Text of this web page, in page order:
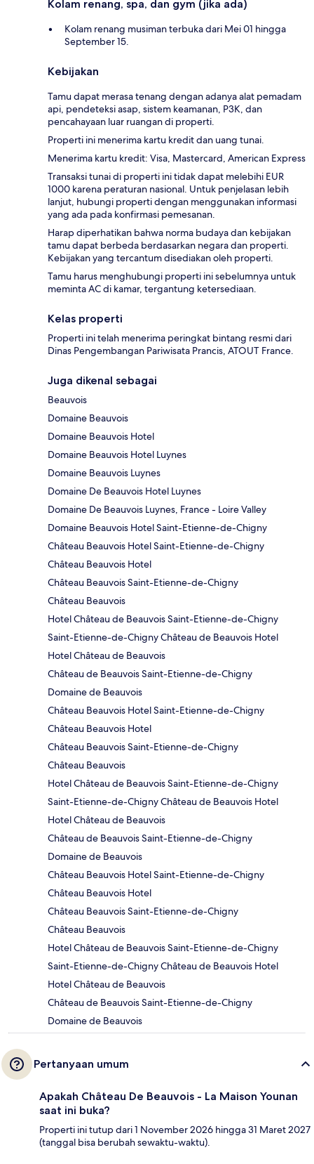
Kolam renang, spa, dan gym (jika ada)
Kolam renang musiman terbuka dari Mei 01 hingga
September 15.
Kebijakan
Tamu dapat merasa tenang dengan adanya alat pemadam
api, pendeteksi asap, sistem keamanan, P3K, dan
pencahayaan luar ruangan di properti.
Properti ini menerima kartu kredit dan uang tunai.
Menerima kartu kredit: Visa, Mastercard, American Express
Transaksi tunai di properti ini tidak dapat melebihi EUR
1000 karena peraturan nasional. Untuk penjelasan lebih
lanjut, hubungi properti dengan menggunakan informasi
yang ada pada konfirmasi pemesanan.
Harap diperhatikan bahwa norma budaya dan kebijakan
tamu dapat berbeda berdasarkan negara dan properti.
Kebijakan yang tercantum disediakan oleh properti.
Tamu harus menghubungi properti ini sebelumnya untuk
meminta AC di kamar, tergantung ketersediaan.
Kelas properti
Properti ini telah menerima peringkat bintang resmi dari
Dinas Pengembangan Pariwisata Prancis, ATOUT France.
Juga dikenal sebagai
Beauvois
Domaine Beauvois
Domaine Beauvois Hotel
Domaine Beauvois Hotel Luynes
Domaine Beauvois Luynes
Domaine De Beauvois Hotel Luynes
Domaine De Beauvois Luynes, France - Loire Valley
Domaine Beauvois Hotel Saint-Etienne-de-Chigny
Château Beauvois Hotel Saint-Etienne-de-Chigny
Château Beauvois Hotel
Château Beauvois Saint-Etienne-de-Chigny
Château Beauvois
Hotel Château de Beauvois Saint-Etienne-de-Chigny
Saint-Etienne-de-Chigny Château de Beauvois Hotel
Hotel Château de Beauvois
Château de Beauvois Saint-Etienne-de-Chigny
Domaine de Beauvois
Château Beauvois Hotel Saint-Etienne-de-Chigny
Château Beauvois Hotel
Château Beauvois Saint-Etienne-de-Chigny
Château Beauvois
Hotel Château de Beauvois Saint-Etienne-de-Chigny
Saint-Etienne-de-Chigny Château de Beauvois Hotel
Hotel Château de Beauvois
Château de Beauvois Saint-Etienne-de-Chigny
Domaine de Beauvois
Château Beauvois Hotel Saint-Etienne-de-Chigny
Château Beauvois Hotel
Château Beauvois Saint-Etienne-de-Chigny
Château Beauvois
Hotel Château de Beauvois Saint-Etienne-de-Chigny
Saint-Etienne-de-Chigny Château de Beauvois Hotel
Hotel Château de Beauvois
Château de Beauvois Saint-Etienne-de-Chigny
Domaine de Beauvois
Pertanyaan umum
Apakah Château De Beauvois - La Maison Younan
saat ini buka?
Properti ini tutup dari 1 November 2026 hingga 31 Maret 2027
(tanggal bisa berubah sewaktu-waktu).